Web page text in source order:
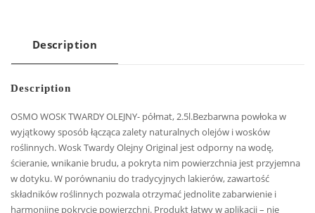
Description
Description
OSMO WOSK TWARDY OLEJNY- półmat, 2.5l.Bezbarwna powłoka w
wyjątkowy sposób łącząca zalety naturalnych olejów i wosków
roślinnych. Wosk Twardy Olejny Original jest odporny na wodę,
ścieranie, wnikanie brudu, a pokryta nim powierzchnia jest przyjemna
w dotyku. W porównaniu do tradycyjnych lakierów, zawartość
składników roślinnych pozwala otrzymać jednolite zabarwienie i
harmonijne pokrycie powierzchni. Produkt łatwy w aplikacji – nie